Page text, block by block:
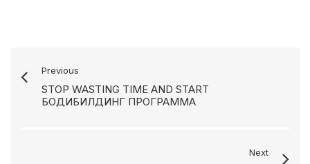
Previous
STOP WASTING TIME AND START
БОДИБИЛДИНГ ПРОГРАММА
Next